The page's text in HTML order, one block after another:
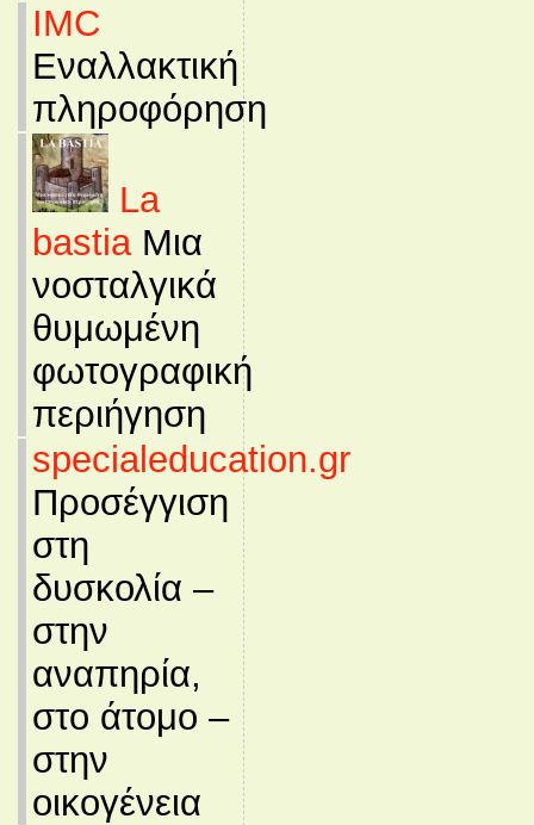
IMC
Εναλλακτική
πληροφόρηση
La
bastiaΜια
νοσταλγικά
θυμωμένη
φωτογραφική
περιήγηση
specialeducation.gr
Προσέγγιση
στη
δυσκολία –
στην
αναπηρία,
στο άτομο –
στην
οικογένεια